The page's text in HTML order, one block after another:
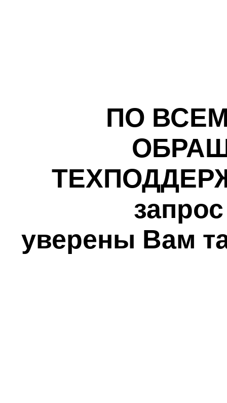
ПО
уверены Вам